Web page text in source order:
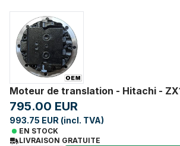
Moteur de translation - Hitachi -
795.00 EUR
993.75 EUR (incl. TVA)
EN STOCK
LIVRAISON GRATUITE